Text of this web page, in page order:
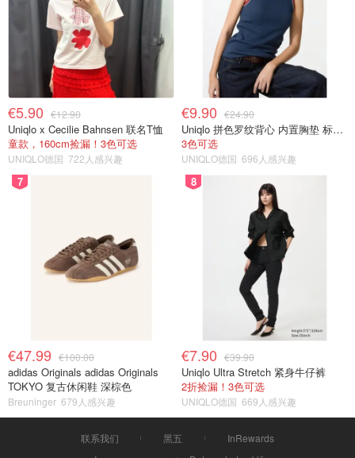
€5.90 €12.90
Uniqlo x Cecilie Bahnsen 联名T恤
童款，160cm捡漏！3色可选
UNIQLO德国 722人感兴趣
€9.90 €24.90
Uniqlo 拼色罗纹背心 内置胸垫 标准款
3色可选
UNIQLO德国 696人感兴趣
7
€47.99 €100.00
adidas Originals adidas Originals
TOKYO 复古休闲鞋 深棕色
Breuninger 679人感兴趣
8
€7.90 €39.90
Uniqlo Ultra Stretch 紧身牛仔裤
2折捡漏！3色可选
UNIQLO德国 669人感兴趣
联系我们 黑五
InRewards